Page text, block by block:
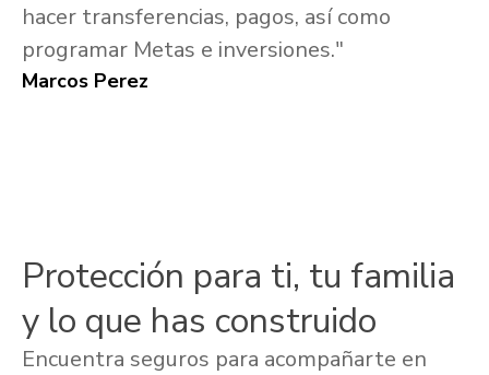
hacer transferencias, pagos, así como
programar Metas e inversiones."
Marcos Perez
Protección para ti, tu familia
y lo que has construido
Encuentra seguros para acompañarte en